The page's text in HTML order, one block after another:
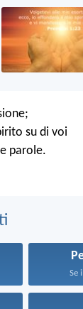
su di voi
parole.
Se